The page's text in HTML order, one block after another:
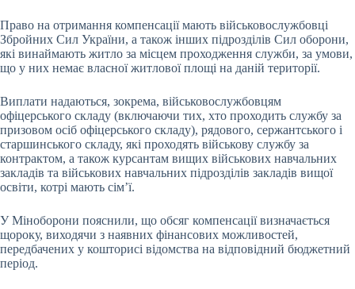
Право на отримання компенсації мають військовослужбовці
Збройних Сил України, а також інших підрозділів Сил оборони,
які винаймають житло за місцем проходження служби, за умови,
що у них немає власної житлової площі на даній території.
Виплати надаються, зокрема, військовослужбовцям
офіцерського складу (включаючи тих, хто проходить службу за
призовом осіб офіцерського складу), рядового, сержантського і
старшинського складу, які проходять військову службу за
контрактом, а також курсантам вищих військових навчальних
закладів та військових навчальних підрозділів закладів вищої
освіти, котрі мають сім’ї.
У Міноборони пояснили, що обсяг компенсації визначається
щороку, виходячи з наявних фінансових можливостей,
передбачених у кошторисі відомства на відповідний бюджетний
період.